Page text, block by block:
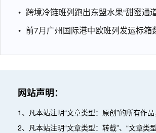
跨境冷链班列跑出东盟水果“甜蜜通
前7月广州国际港中欧班列发运标箱
网站声明：
1、凡本站注明“文章类型：原创”的所有作
2、凡本站注明“文章类型：转载”、“文章